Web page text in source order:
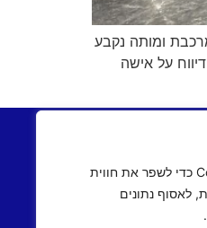
באתר זה אנו משתמשים בקובצי Cookie כדי לשפר את חווית
לאסוף נתונים
לפני זמן קצר לתחנת הרכבת בעיר נתניה בעקבות דיוח על אישה כבת 50 שנפגעה מרכבת ומותה נקבע
בעקבות דיווח על אישה
קשר
פרטיות
נגישות